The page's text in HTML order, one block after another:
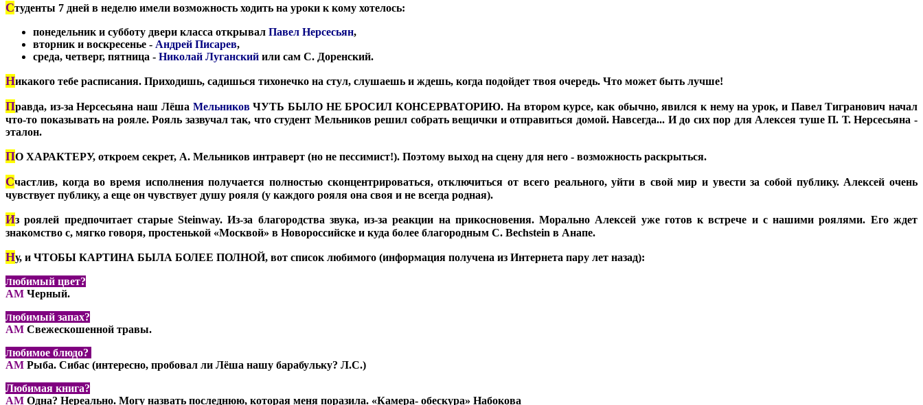
Студенты 7 дней в неделю имели возможность ходить на уроки к кому хотелось:
понедельник и субботу двери класса открывал Павел Нерсесьян,
вторник и воскресенье - Андрей Писарев,
среда, четверг, пятница - Николай Луганский или сам С. Доренский.
Никакого тебе расписания. Приходишь, садишься тихонечко на стул, слушаешь и ждешь, когда подойдет твоя очередь. Что может быть лучше!
Правда, из-за Нерсесьяна наш Лёша МельниковЧУТЬ БЫЛО НЕ БРОСИЛ КОНСЕРВАТОРИЮ. На втором курсе, как обычно, явился к нему на урок, и Павел Тигранович начал
что-то показывать на рояле. Рояль зазвучал так, что студент Мельников решил собрать вещички и отправиться домой. Навсегда... И до сих пор для Алексея туше П. Т. Нерсесьяна -
эталон.
ПО ХАРАКТЕРУ, откроем секрет, А. Мельников интраверт (но не пессимист!). Поэтому выход на сцену для него - возможность раскрыться.
Счастлив, когда во время исполнения получается полностью сконцентрироваться, отключиться от всего реального, уйти в свой мир и увести за собой публику. Алексей очень
чувствует публику, а еще он чувствует душу рояля (у каждого рояля она своя и не всегда родная).
Из роялей предпочитает старые Steinway. Из-за благородства звука, из-за реакции на прикосновения. Морально Алексей уже готов к встрече и с нашими роялями. Его ждет
знакомство с, мягко говоря, простенькой «Москвой» в Новороссийске и куда более благородным C. Bechstein в Анапе.
Ну, и ЧТОБЫ КАРТИНА БЫЛА БОЛЕЕ ПОЛНОЙ, вот список любимого (информация получена из Интернета пару лет назад):
Любимый цвет?
АМ Черный.
Любимый запах?
АМ Свежескошенной травы.
Любимое блюдо?
АМ Рыба. Сибас (интересно, пробовал ли Лёша нашу барабульку? Л.С.)
Любимая книга?
АМ Одна? Нереально. Могу назвать последнюю, которая меня поразила. «Камера- обескура» Набокова